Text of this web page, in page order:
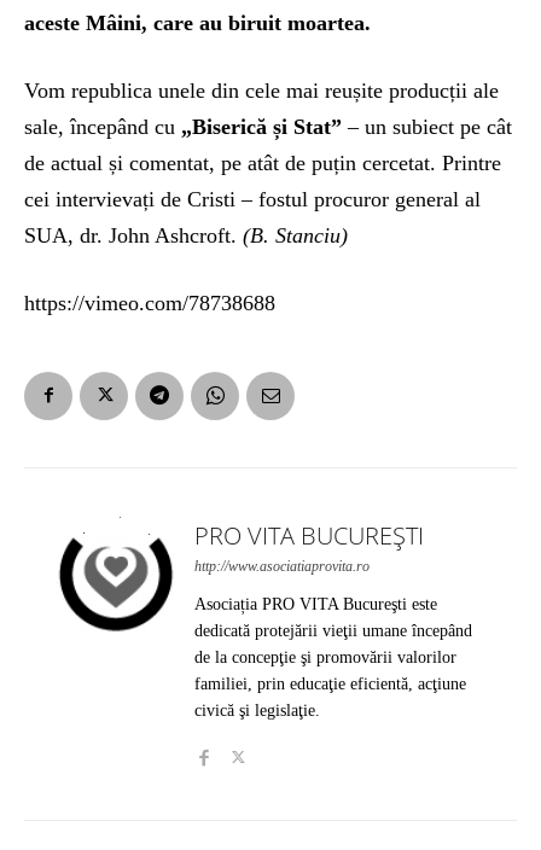
aceste Mâini, care au biruit moartea.
Vom republica unele din cele mai reușite producții ale
sale, începând cu „Biserică și Stat” – un subiect pe cât
de actual și comentat, pe atât de puțin cercetat. Printre
cei intervievați de Cristi – fostul procuror general al
SUA, dr. John Ashcroft. (B. Stanciu)
https://vimeo.com/78738688
PRO VITA BUCUREȘTI
http://www.asociatiaprovita.ro
Asociația PRO VITA Bucureşti este
dedicată protejării vieţii umane începând
de la concepţie şi promovării valorilor
familiei, prin educaţie eficientă, acţiune
civică şi legislaţie.